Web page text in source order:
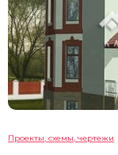
Проекты, схемы, чертежи